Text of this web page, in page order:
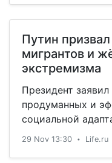
Путин
мигрантов и
экстремизма
Президент
продуманных и
социальной
29 Nov 13:30 • Life.ru